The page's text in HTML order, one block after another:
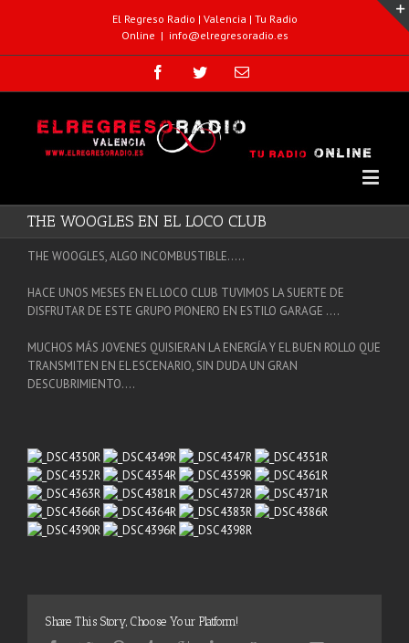
El Regreso Radio | Valencia | Tu Radio
Online | info@elregresoradio.es
THE WOOGLES EN EL LOCO CLUB
THE WOOGLES, ALGO INCOMBUSTIBLE…..
HACE UNOS MESES EN EL LOCO CLUB TUVIMOS LA SUERTE DE
DISFRUTAR DE ESTE GRUPO PIONERO EN ESTILO GARAGE ….
MUCHOS MÁS JOVENES QUISIERAN LA ENERGÍA Y EL BUEN ROLLO QUE
TRANSMITEN EN EL ESCENARIO, SIN DUDA UN GRAN
DESCUBRIMIENTO….
Share This Story, Choose Your Platform!